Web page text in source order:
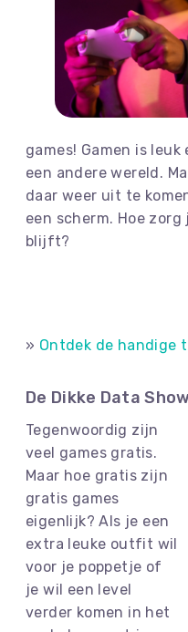
games! Gamen is
een andere wereld.
daar weer uit te
een scherm. Hoe
blijft?
» Ontdek de handige
De Dikke Data Show
Tegenwoordig zijn
veel games gratis.
Maar hoe gratis zijn
gratis games
eigenlijk? Als je een
extra leuke outfit wil
voor je poppetje of
je wil een level
verder komen in het